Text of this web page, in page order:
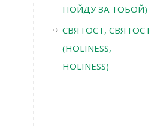
ПОЙДУ ЗА ТОБОЙ)
СВЯТОСТ, СВЯТОСТ
(HOLINESS,
HOLINESS)